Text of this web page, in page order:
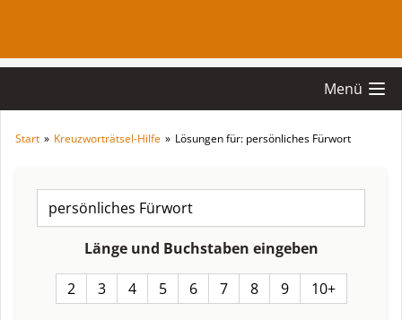
Menü
Start » Kreuzworträtsel-Hilfe » Lösungen für: persönliches Fürwort
Länge und Buchstaben eingeben
2 3 4 5 6 7 8 9 10+